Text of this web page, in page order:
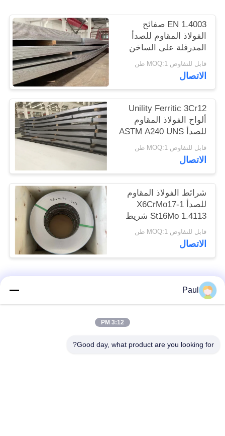
PRIVACY
POLICY
EN 1.4003 صفائح
الفولاذ المقاوم للصدأ
المدرفلة على الساخن
UNS S41003
قابل للتفاوض MOQ:1 طن
الاتصال
Unility Ferritic 3Cr12
ألواح الفولاذ المقاوم
للصدأ ASTM A240 UNS
S41003 EN 1.4003
قابل للتفاوض MOQ:1 طن
الاتصال
شرائط الفولاذ المقاوم
للصدأ X6CrMo17-1
St16Mo 1.4113 شريط
الفولاذ المطاط البارد
قابل للتفاوض MOQ:1 طن
الاتصال
فئات شعبية
Paul
3:12 PM
Good day, what product are you looking for?